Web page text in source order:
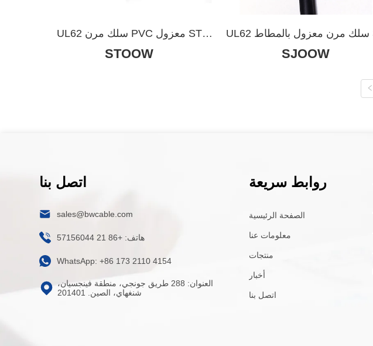
UL62 سلك مرن PVC معزول ST
STOOW
UL62 سلك مرن معزول بالمطاط SJ
SJOOW
اتصل بنا
sales@bwcable.com
هاتف: +86 21 57156044
WhatsApp: +86 173 2110 4154
العنوان: 288 طريق جونجي، منطقة فينجسيان،
شنغهاي، الصين. 201401
روابط سريعة
الصفحة الرئيسية
معلومات عنا
منتجات
أخبار
اتصل بنا